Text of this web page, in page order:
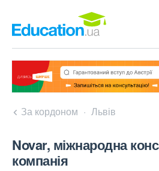
За кордоном Львів
Novar, міжнародна
компанія